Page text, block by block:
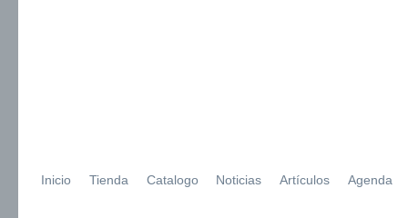
Inicio Tienda Catalogo Noticias Artículos Agenda